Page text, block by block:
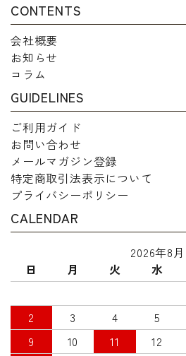
CONTENTS
会社概要
お知らせ
コラム
GUIDELINES
ご利用ガイド
お問い合わせ
メールマガジン登録
特定商取引法表示について
プライバシーポリシー
CALENDAR
2026年8月
日
月 火 水
2
3 4 5
9
10 11 12